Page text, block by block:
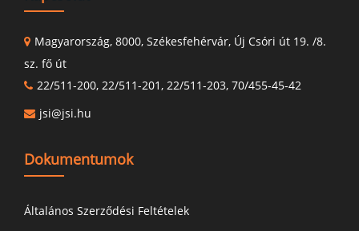
Magyarország, 8000, Székesfehérvár, Új Csóri út 19. /8.
sz. fő út
22/511-200, 22/511-201, 22/511-203, 70/455-45-42
jsi@jsi.hu
Dokumentumok
Általános Szerződési Feltételek